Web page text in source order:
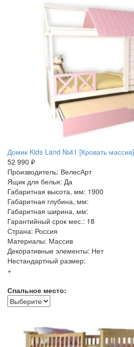
Домик Kids Land №41 [Кровать массив]
52 990 ₽
Производитель: ВелесАрт
Ящик для белья: Да
Габаритная высота, мм: 1900
Габаритная глубина, мм:
Габаритная ширина, мм:
Гарантийный срок мес.: 18
Страна: Россия
Материалы: Массив
Декоративные элементы: Нет
Нестандартный размер:
+
Спальное место: